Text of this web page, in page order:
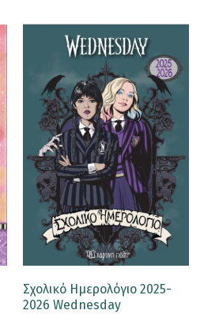
Σχολικό Ημερολόγιο 2025-
2026 Wednesday